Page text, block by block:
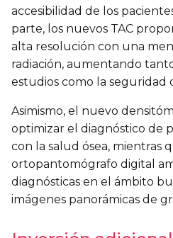
accesibilidad de los
parte, los nuevos TAC
alta resolución con una
radiación, aumentando
estudios como la seguridad
Asimismo, el nuevo
optimizar el diagnóstico de
con la salud ósea, mientras
ortopantomógrafo digital
diagnósticas en el ámbito
imágenes panorámicas de